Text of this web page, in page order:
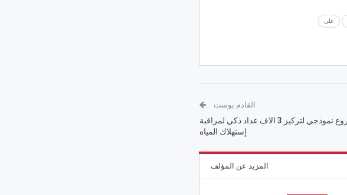
على
القادم بوست
مدنين..مشروع نموذجي لتركيز 3 الاف عداد ذكي لمراقبة
إستهلاك المياه
المزيد عن المؤلف